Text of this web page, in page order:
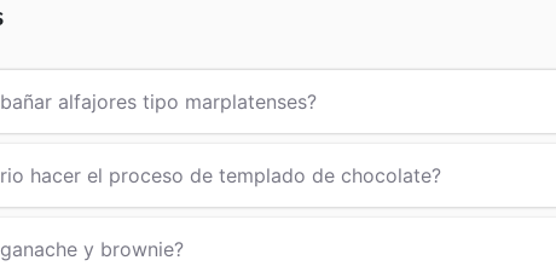
alfajores tipo marplatenses?
hacer el proceso de templado de chocolate?
y brownie?